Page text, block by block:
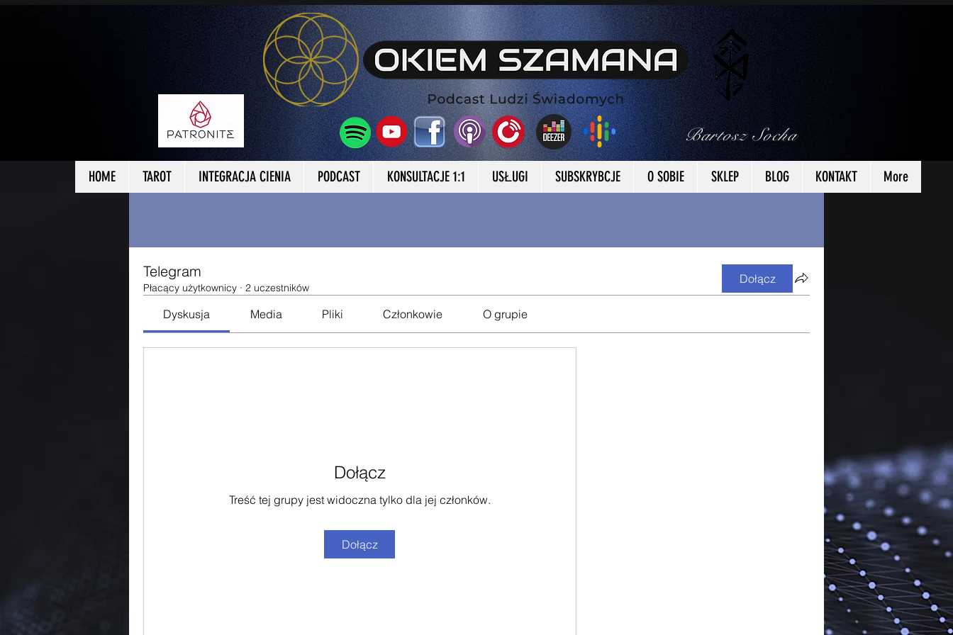
Strona główna Grupy Telegram
Telegram
Płacący użytkownicy · 2 uczestników
Dołącz
Dyskusja Media Pliki Członkowie O grupie
Dołącz
Treść tej grupy jest widoczna tylko dla jej członków.
Dołącz
Bartosz Socha
HOME TAROT INTEGRACJA CIENIA PODCAST KONSULTACJE 1:1 USŁUGI SUBSKRYBCJE O SOBIE SKLEP BLOG KONTAKT More